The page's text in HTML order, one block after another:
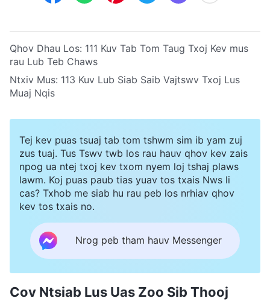
Qhov Dhau Los: 111 Kuv Tab Tom Taug Txoj Kev mus
rau Lub Teb Chaws
Ntxiv Mus: 113 Kuv Lub Siab Saib Vajtswv Txoj Lus
Muaj Nqis
Tej kev puas tsuaj tab tom tshwm sim ib yam zuj
zus tuaj. Tus Tswv twb los rau hauv qhov kev zais
npog ua ntej txoj kev txom nyem loj tshaj plaws
lawm. Koj puas paub tias yuav tos txais Nws li
cas? Txhob me siab hu rau peb los nrhiav qhov
kev tos txais no.
Nrog peb tham hauv Messenger
Cov Ntsiab Lus Uas Zoo Sib Thooj